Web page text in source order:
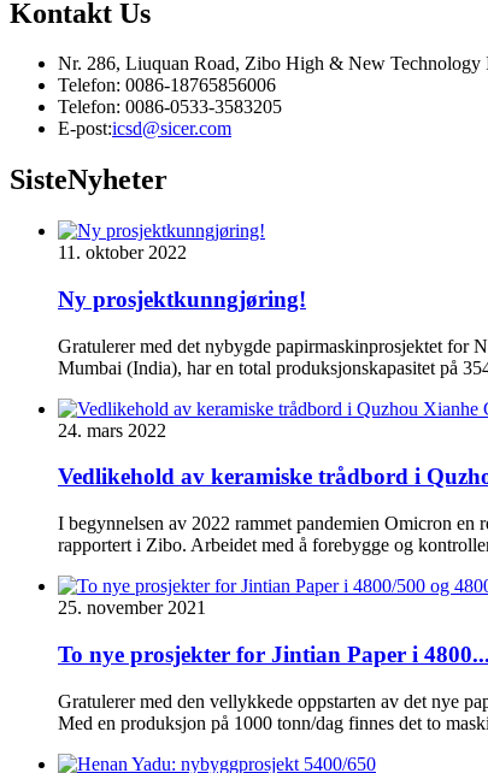
Kontakt Us
Nr. 286, Liuquan Road, Zibo High & New Technology
Telefon: 0086-18765856006
Telefon: 0086-0533-3583205
E-post:icsd@sicer.com
SisteNyheter
11. oktober 2022
Ny prosjektkunngjøring!
Gratulerer med det nybygde papirmaskinprosjektet
Mumbai (India), har en total produksjonskapasitet på
24. mars 2022
Vedlikehold av keramiske trådbord i
I begynnelsen av 2022 rammet pandemien Omicron
rapportert i Zibo. Arbeidet med å forebygge og
25. november 2021
To nye prosjekter for Jintian Paper i 4800...
Gratulerer med den vellykkede oppstarten av det nye
Med en produksjon på 1000 tonn/dag finnes det to